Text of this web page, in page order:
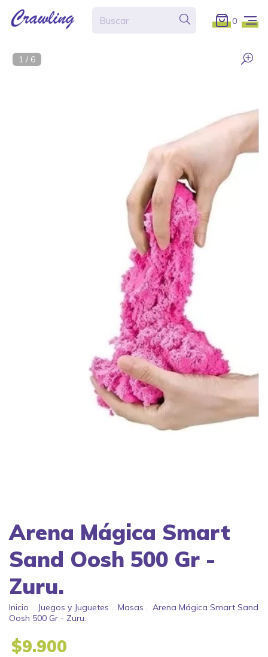
0
Arena Mágica Smart
Sand Oosh 500 Gr -
Zuru.
Inicio Juegos y Juguetes Masas
Arena Mágica Smart Sand
Oosh 500 Gr - Zuru.
$9.900
1 / 6